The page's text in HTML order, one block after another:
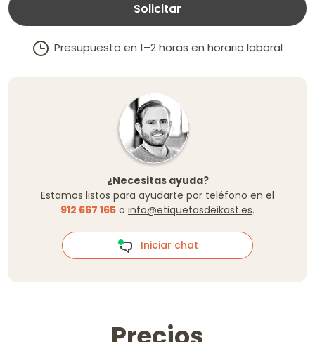
Solicitar
Presupuesto en 1–2 horas en horario laboral
¿Necesitas ayuda?
Estamos listos para ayudarte por teléfono en el
912 667 165 o info@etiquetasdeikast.es.
Iniciar chat